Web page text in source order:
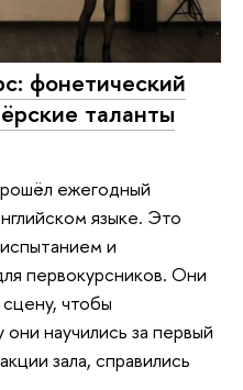
фонетический
таланты
ежегодный
языке. Это
и
первокурсников. Они
чтобы
научились за первый
зала, справились